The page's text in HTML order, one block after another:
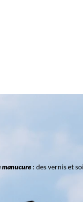
: des vernis et